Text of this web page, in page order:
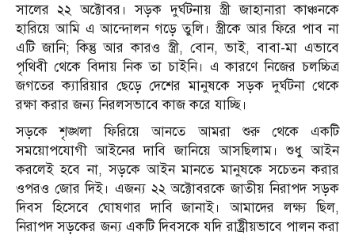
সালের ২২ অক্টোবর। সড়ক দুর্ঘটনায় স্ত্রী জাহানারা কাঞ্চনকে
হারিয়ে আমি এ আন্দোলন গড়ে তুলি। স্ত্রীকে আর ফিরে পাব না
এটি জানি; কিন্তু আর কারও স্ত্রী, বোন, ভাই, বাবা-মা এভাবে
পৃথিবী থেকে বিদায় নিক তা চাইনি। এ কারণে নিজের চলচ্চিত্র
জগতের ক্যারিয়ার ছেড়ে দেশের মানুষকে সড়ক দুর্ঘটনা থেকে
রক্ষা করার জন্য নিরলসভাবে কাজ করে যাচ্ছি।
সড়কে শৃঙ্খলা ফিরিয়ে আনতে আমরা শুরু থেকে একটি
সময়োপযোগী আইনের দাবি জানিয়ে আসছিলাম। শুধু আইন
করলেই হবে না, সড়কে আইন মানতে মানুষকে সচেতন করার
ওপরও জোর দিই। এজন্য ২২ অক্টোবরকে জাতীয় নিরাপদ সড়ক
দিবস হিসেবে ঘোষণার দাবি জানাই। আমাদের লক্ষ্য ছিল,
নিরাপদ সড়কের জন্য একটি দিবসকে যদি রাষ্ট্রীয়ভাবে পালন করা